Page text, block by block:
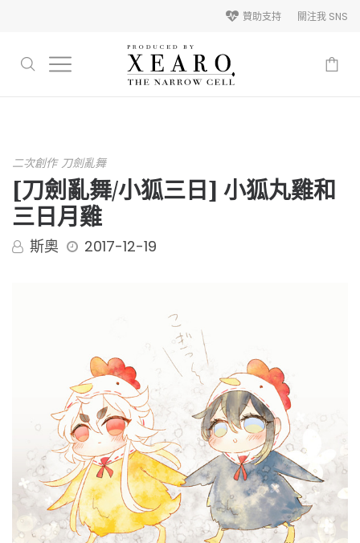
關注我 SNS
贊助支持
二次創作 刀劍亂舞
[刀劍亂舞/小狐三日] 小狐丸雞和
三日月雞
斯奧 2017-12-19